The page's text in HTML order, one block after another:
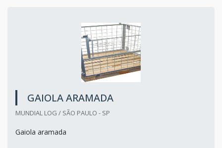
GAIOLA ARAMADA
MUNDIAL LOG / SÃO PAULO - SP
Gaiola aramada